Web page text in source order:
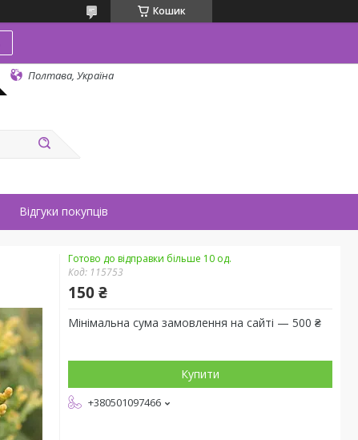
Кошик
Полтава, Україна
Відгуки покупців
Готово до відправки більше 10 од.
Код: 115753
150 ₴
Мінімальна сума замовлення на сайті — 500 ₴
Купити
+380501097466